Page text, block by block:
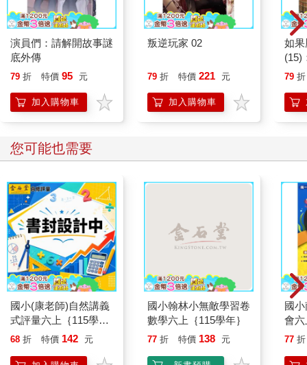
演員們：請解開故事謎
底外傳
79 折 特價 95 元
加入購物車
叛逆玩家 02
79 折 特價 221 元
加入購物車
如
(15)
貓
79 折
您可能也需要
國小(康老師)自然講義
式評量六上｛115學
年｝
68 折 特價 142 元
國小翰林小無敵學習卷
數學六上｛115學年｝
77 折 特價 138 元
國
會六
77 折